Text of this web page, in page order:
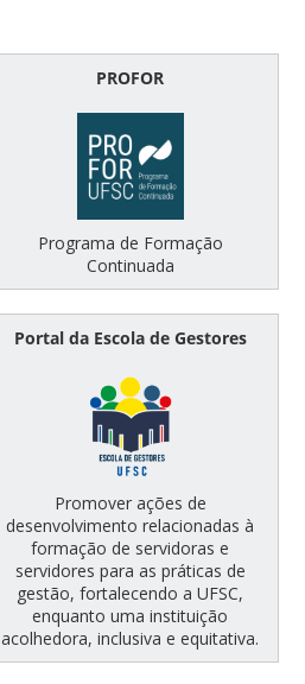
PROFOR
Programa de Formação
Continuada
Portal da Escola de Gestores
Promover ações de
desenvolvimento relacionadas à
formação de servidoras e
servidores para as práticas de
gestão, fortalecendo a UFSC,
enquanto uma instituição
acolhedora, inclusiva e equitativa.